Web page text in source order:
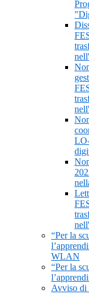
“Per la
WLAN
“Per la
Avviso di